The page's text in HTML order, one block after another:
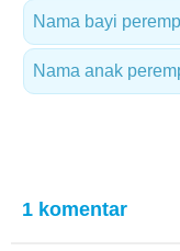
Nama bayi
Nama anak
1 komentar